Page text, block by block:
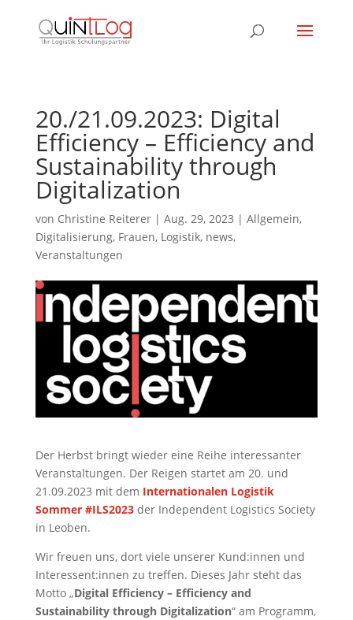
20./21.09.2023: Digital
Efficiency – Efficiency and
Sustainability through
Digitalization
von Christine Reiterer| Aug. 29, 2023 | Allgemein,
Digitalisierung, Frauen, Logistik, news,
Veranstaltungen
Der Herbst bringt wieder eine Reihe interessanter
Veranstaltungen. Der Reigen startet am 20. und
21.09.2023 mit dem Internationalen Logistik
Sommer #ILS2023der Independent Logistics Society
in Leoben.
Wir freuen uns, dort viele unserer Kund:innen und
Interessent:innen zu treffen. Dieses Jahr steht das
Motto „Digital Efficiency – Efficiency and
Sustainability through Digitalization“ am Programm,